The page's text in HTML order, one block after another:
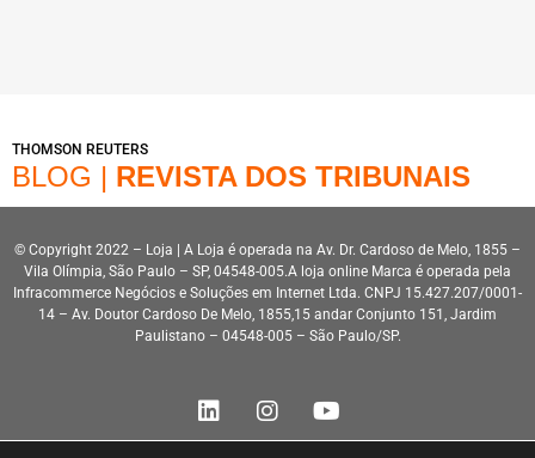
THOMSON REUTERS
BLOG | REVISTA DOS TRIBUNAIS
© Copyright 2022 – Loja | A Loja é operada na Av. Dr. Cardoso de Melo, 1855 –
Vila Olímpia, São Paulo – SP, 04548-005.A loja online Marca é operada pela
Infracommerce Negócios e Soluções em Internet Ltda. CNPJ 15.427.207/0001-
14 – Av. Doutor Cardoso De Melo, 1855,15 andar Conjunto 151, Jardim
Paulistano – 04548-005 – São Paulo/SP.